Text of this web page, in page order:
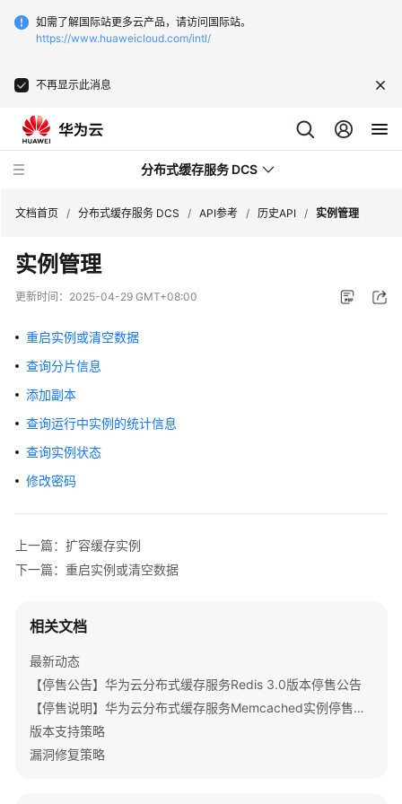
如需了解国际站更多云产品，请访问国际站。
https://www.huaweicloud.com/intl/
不再显示此消息
分布式缓存服务 DCS
最
新
态
服
务
告
品
计
明
快
速
入
门
文档首页 / 分布式缓存服务 DCS / API参考 / 历史API / 实例管理
实例管理
更新时间： 2025-04-29 GMT+08:00
重启实例或清空数据
查询分片信息
添加副本
查询运行中实例的统计信息
查询实例状态
修改密码
上一篇：扩容缓存实例
下一篇：重启实例或清空数据
相关文档
最新动态
【停售公告】华为云分布式缓存服务Redis 3.0版本停售公告
【停售说明】华为云分布式缓存服务Memcached实例停售公告
版本支持策略
漏洞修复策略